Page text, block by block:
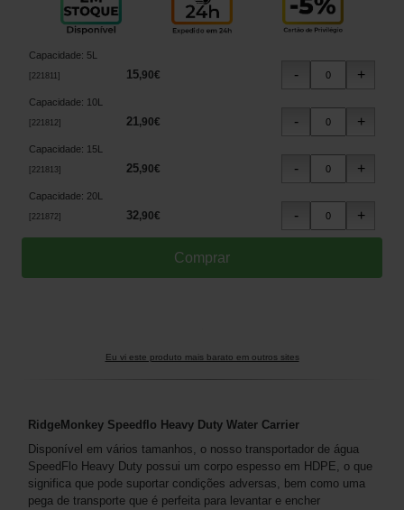
Capacidade: 5L
221811 ] 15,90€
Capacidade: 10L
221812] 21,90€
Capacidade: 15L
221813 ] 25,90€
Capacidade: 20L
221872] 32,90€
Eu vi este produto mais barato em outros sites
RidgeMonkey Speedflo Heavy Duty Water Carrier
Disponível em vários tamanhos, o nosso transportador de água
SpeedFlo Heavy Duty possui um corpo espesso em HDPE, o que
significa que pode suportar condições adversas, bem como uma
pega de transporte que é perfeita para levantar e encher